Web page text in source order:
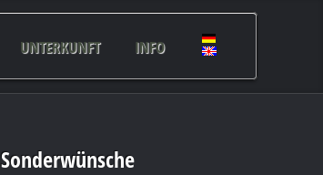
UNTERKUNFT INFO
Sonderwünsche